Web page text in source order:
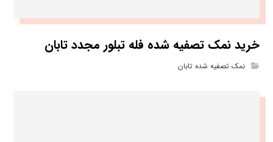
خرید نمک تصفیه شده فله تبلور مجدد تابان
نمک تصفیه شده تابان